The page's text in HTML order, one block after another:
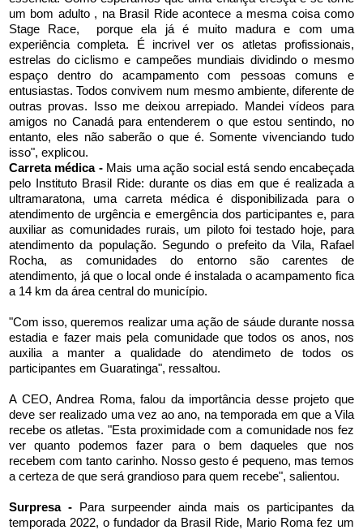
um bom adulto , na Brasil Ride acontece a mesma coisa como
Stage Race, porque ela já é muito madura e com uma
experiência completa. É incrivel ver os atletas profissionais,
estrelas do ciclismo e campeões mundiais dividindo o mesmo
espaço dentro do acampamento com pessoas comuns e
entusiastas. Todos convivem num mesmo ambiente, diferente de
outras provas. Isso me deixou arrepiado. Mandei vídeos para
amigos no Canadá para entenderem o que estou sentindo, no
entanto, eles não saberão o que é. Somente vivenciando tudo
isso", explicou.
Carreta médica -Mais uma ação social está sendo encabeçada
pelo Instituto Brasil Ride: durante os dias em que é realizada a
ultramaratona, uma carreta médica é disponibilizada para o
atendimento de urgência e emergência dos participantes e, para
auxiliar as comunidades rurais, um piloto foi testado hoje, para
atendimento da população. Segundo o prefeito da Vila, Rafael
Rocha, as comunidades do entorno são carentes de
atendimento, já que o local onde é instalada o acampamento fica
a 14 km da área central do município.
"Com isso, queremos realizar uma ação de sáude durante nossa
estadia e fazer mais pela comunidade que todos os anos, nos
auxilia a manter a qualidade do atendimeto de todos os
participantes em Guaratinga", ressaltou.
A CEO, Andrea Roma, falou da importância desse projeto que
deve ser realizado uma vez ao ano, na temporada em que a Vila
recebe os atletas. "Esta proximidade com a comunidade nos fez
ver quanto podemos fazer para o bem daqueles que nos
recebem com tanto carinho. Nosso gesto é pequeno, mas temos
a certeza de que será grandioso para quem recebe", salientou.
Surpresa -Para surpeender ainda mais os participantes da
temporada 2022, o fundador da Brasil Ride, Mario Roma fez um